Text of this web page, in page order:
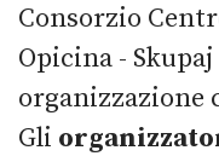
Consorzio
Opicina -
organizzazione
Gli